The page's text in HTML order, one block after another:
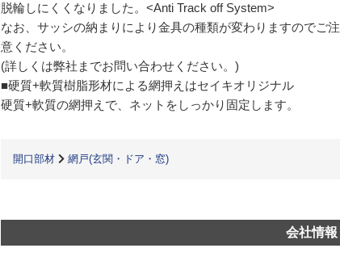
脱輪しにくくなりました。<Anti Track off System>
なお、サッシの納まりにより金具の種類が変わりますのでご注
意ください。
(詳しくは弊社までお問い合わせください。)
■硬質+軟質樹脂形材による網押えはセイキオリジナル
硬質+軟質の網押えで、ネットをしっかり固定します。
開口部材 網戸(玄関・ドア・窓)
会社情報